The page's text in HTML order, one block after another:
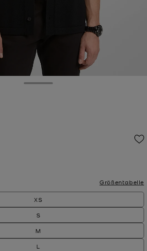
Größentabelle
XS
S
M
L